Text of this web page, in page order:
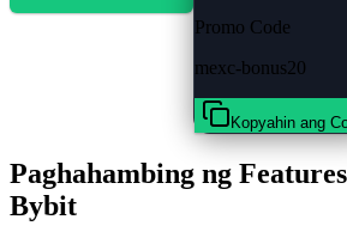
Promo Code
mexc-bonus20
Kopyahin ang
Paghahambing ng
Bybit